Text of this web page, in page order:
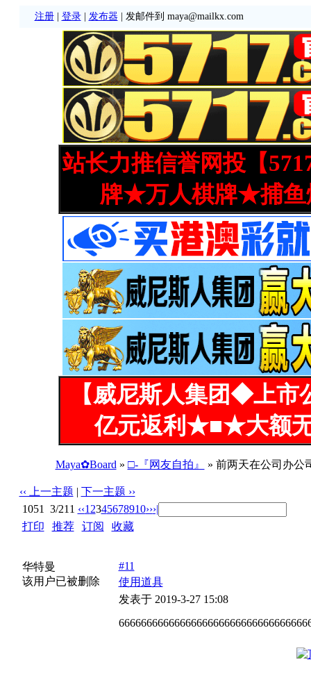
注册| 登录| 发布器 | 发邮件到 maya@mailkx.com
站长力推信誉网投【
牌★万人棋牌★捕鱼
【威尼斯人集团◆上
亿元返利★■★大额
Maya✿Board » □-『网友自拍』 » 前两天在公司办公
‹‹ 上一主题 | 下一主题 ››
1051
3/211 ‹‹1 2345678910›››|
打印
推荐| 订阅
收藏
华特曼
该用户已被删除
#11
使用道具
发表于 2019-3-27 15:08